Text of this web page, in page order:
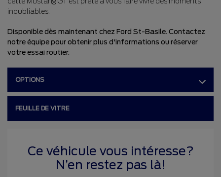
inoubliables.
Disponible dès maintenant chez Ford St-Basile. Contactez
notre équipe pour obtenir plus d'informations ou réserver
votre essai routier.
OPTIONS
FEUILLE DE VITRE
Ce véhicule vous intéresse?
N’en restez pas là!